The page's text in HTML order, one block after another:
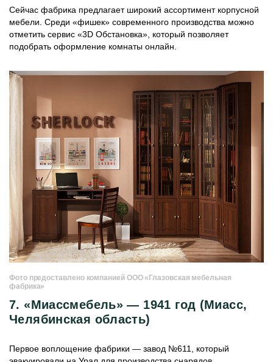
Сейчас фабрика предлагает широкий ассортимент корпусной
мебели. Среди «фишек» современного производства можно
отметить сервис «3D Обстановка», который позволяет
подобрать оформление комнаты онлайн.
Фото предоставлено компанией ООО «Глазовская мебельная
фабрика»
7. «Миассмебель» — 1941 год (Миасс,
Челябинская область)
Первое воплощение фабрики — завод №611, который